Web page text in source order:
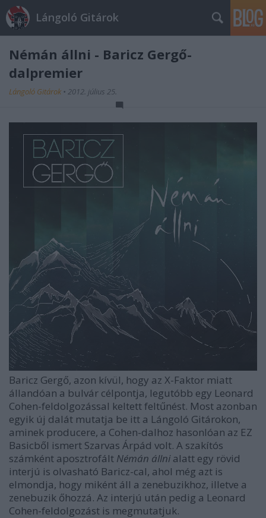
Lángoló Gitárok
Némán állni - Baricz Gergő-
dalpremier
Lángoló Gitárok • 2012. július 25.
Baricz Gergő, azon kívül, hogy az X-Faktor miatt
állandóan a bulvár célpontja, legutóbb egy Leonard
Cohen-feldolgozással keltett feltűnést. Most azonban
egyik új dalát mutatja be itt a Lángoló Gitárokon,
aminek producere, a Cohen-dalhoz hasonlóan az EZ
Basicből ismert Szarvas Árpád volt. A szakítós
számként aposztrofált Némán állni alatt egy rövid
interjú is olvasható Baricz-cal, ahol még azt is
elmondja, hogy miként áll a zenebuzikhoz, illetve a
zenebuzik őhozzá. Az interjú után pedig a Leonard
Cohen-feldolgozást is megmutatjuk.